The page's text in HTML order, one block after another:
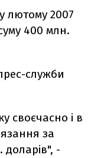
лютому 2007
400 млн.
служби
своєчасно і в
за
доларів", -